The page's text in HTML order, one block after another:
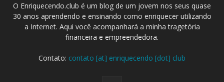
O Enriquecendo.club é um blog de um jovem nos seus quase
30 anos aprendendo e ensinando como enriquecer utilizando
a Internet. Aqui você acompanhará a minha tragetória
financeira e empreendedora.
Contato: contato [at] enriquecendo [dot] club